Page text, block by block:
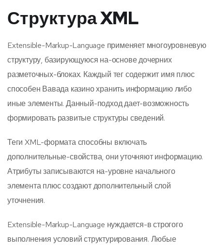
Структура XML
Extensible-Markup-Language применяет многоуровневую
структуру, базирующуюся на-основе дочерних
разметочных-блоках. Каждый тег содержит имя плюс
способен Вавада казино хранить информацию либо
иные элементы. Данный-подход дает-возможность
формировать развитые структуры сведений.
Теги XML-формата способны включать
дополнительные-свойства, они уточняют информацию.
Атрибуты записываются на-уровне начального
элемента плюс создают дополнительный слой
уточнения.
Extensible-Markup-Language нуждается-в строгого
выполнения условий структурирования. Любые